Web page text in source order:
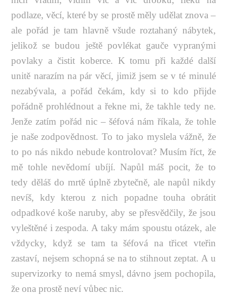
podlaze, věcí, které by se prostě měly udělat znova –
ale pořád je tam hlavně všude roztahaný nábytek,
jelikož se budou ještě povlékat gauče vypranými
povlaky a čistit koberce. K tomu při každé další
unitě narazím na pár věcí, jimiž jsem se v té minulé
nezabývala, a pořád čekám, kdy si to kdo přijde
pořádně prohlédnout a řekne mi, že takhle tedy ne.
Jenže zatím pořád nic – šéfová nám říkala, že tohle
je naše zodpovědnost. To to jako myslela vážně, že
to po nás nikdo nebude kontrolovat? Musím říct, že
mě tohle nevědomí ubíjí. Napůl máš pocit, že to
tedy děláš do mrtě úplně zbytečně, ale napůl nikdy
nevíš, kdy kterou z nich popadne touha obrátit
odpadkové koše naruby, aby se přesvědčily, že jsou
vyleštěné i zespoda. A taky mám spoustu otázek, ale
vždycky, když se tam ta šéfová na třicet vteřin
zastaví, nejsem schopná se na to stihnout zeptat. A u
supervizorky to nemá smysl, dávno jsem pochopila,
že ona prostě neví vůbec nic.